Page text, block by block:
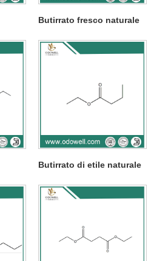
Butirrato fresco naturale
Butirrato di etile naturale